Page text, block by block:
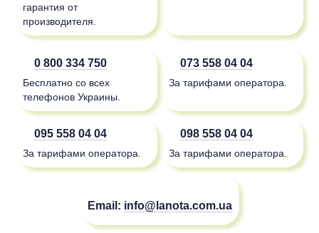
гарантия от
производителя.
0 800 334 750
Бесплатно со всех
телефонов Украины.
073 558 04 04
За тарифами оператора.
095 558 04 04
За тарифами оператора.
098 558 04 04
За тарифами оператора.
Email: info@lanota.com.ua